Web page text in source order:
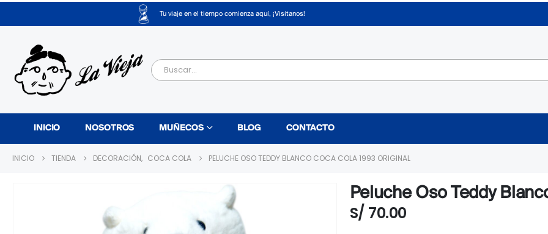
Tu viaje en el tiempo comienza aquí, ¡Visítanos!
INICIO NOSOTROS MUÑECOS BLOG CONTACTO
INICIO TIENDA DECORACIÓN, COCA COLA PELUCHE OSO TEDDY BLANCO COCA COLA 1993 ORIGINAL
Peluche Oso Teddy
S/ 70.00